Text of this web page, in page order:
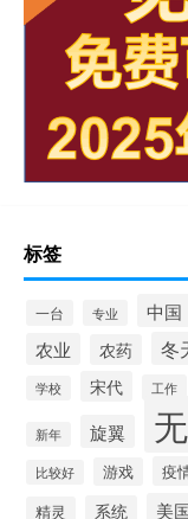
标签
一台 专业 中国
农业 农药 冬
学校 宋代 工作
新年 旋翼
比较好 游戏 疫
精灵 系统 美